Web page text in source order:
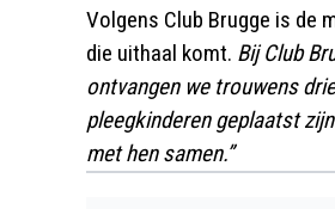
Volgens Club Brugge is de
die uithaal komt. Bij Club
ontvangen we trouwens
pleegkinderen geplaatst
met hen samen.”